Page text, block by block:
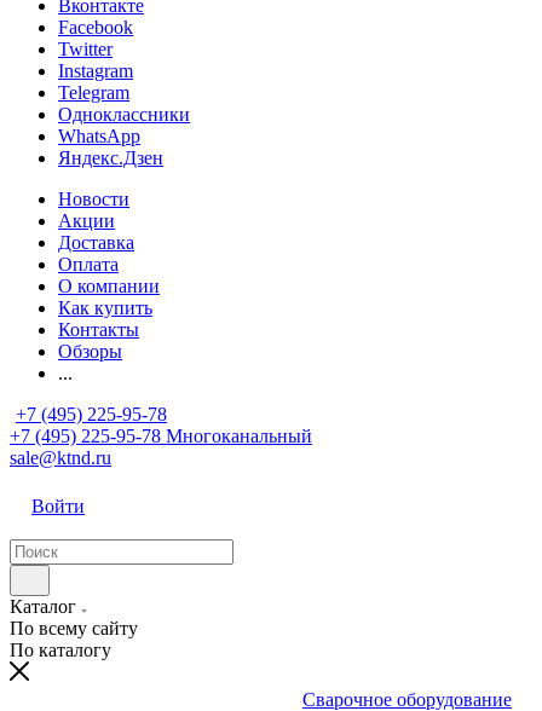
Вконтакте
Facebook
Twitter
Instagram
Telegram
Одноклассники
WhatsApp
Яндекс.Дзен
Новости
Акции
Доставка
Оплата
О компании
Как купить
Контакты
Обзоры
...
+7 (495) 225-95-78
+7 (495) 225-95-78 Многоканальный
sale@ktnd.ru
Войти
Каталог
По всему сайту
По каталогу
Сварочное оборудование